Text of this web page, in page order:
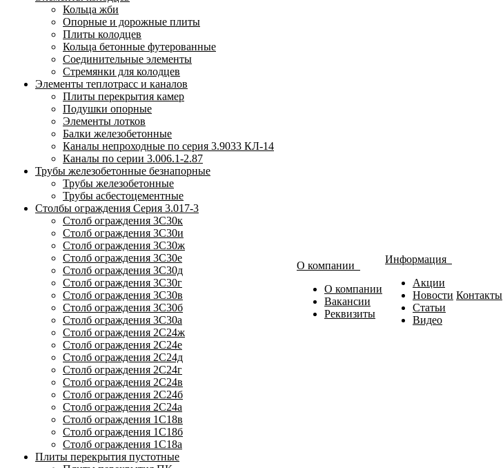
Кольца жби
Опорные и дорожные плиты
Плиты колодцев
Кольца бетонные футерованные
Соединительные элементы
Стремянки для колодцев
Элементы теплотрасс и каналов
Плиты перекрытия камер
Подушки опорные
Элементы лотков
Балки железобетонные
Каналы непроходные по серия 3.9033 КЛ-14
Каналы по серии 3.006.1-2.87
Трубы железобетонные безнапорные
Трубы железобетонные
Трубы асбестоцементные
Столбы ограждения Серия 3.017-3
Столб ограждения 3С30к
Столб ограждения 3С30и
Столб ограждения 3С30ж
Столб ограждения 3С30е
Столб ограждения 3С30д
Столб ограждения 3С30г
Столб ограждения 3С30в
Столб ограждения 3С30б
Столб ограждения 3С30а
Столб ограждения 2С24ж
Столб ограждения 2С24е
Столб ограждения 2С24д
Столб ограждения 2С24г
Столб ограждения 2С24в
Столб ограждения 2С24б
Столб ограждения 2С24а
Столб ограждения 1С18в
Столб ограждения 1С18б
Столб ограждения 1С18а
Плиты перекрытия пустотные
О компании
О компании
Вакансии
Реквизиты
Информация
Акции
Новости
Статьи
Видео
Контакты